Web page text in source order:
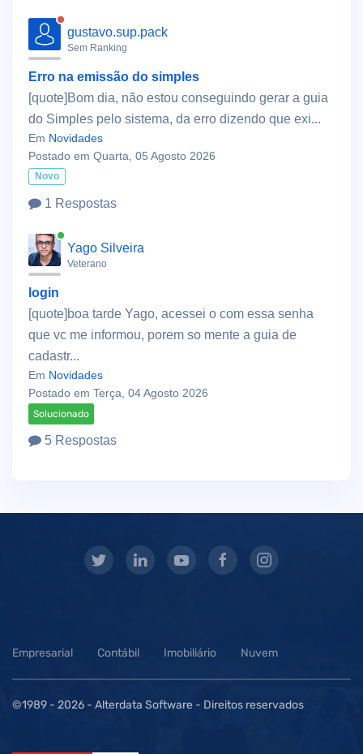
gustavo.sup.pack
Sem Ranking
Erro na emissão do simples
[quote]Bom dia, não estou conseguindo gerar a guia
do Simples pelo sistema, da erro dizendo que exi...
Em Novidades
Postado em Quarta, 05 Agosto 2026
Novo
1 Respostas
Yago Silveira
Veterano
login
[quote]boa tarde Yago, acessei o com essa senha
que vc me informou, porem so mente a guia de
cadastr...
Em Novidades
Postado em Terça, 04 Agosto 2026
Solucionado
5 Respostas
Empresarial Contábil Imobiliário Nuvem
©1989 - 2026 - Alterdata Software - Direitos reservados